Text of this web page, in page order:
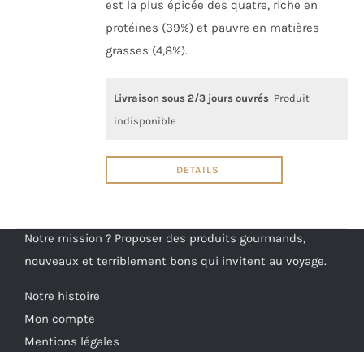
est la plus épicée des quatre, riche en
protéines (39%) et pauvre en matières
grasses (4,8%).
Livraison sous 2/3 jours ouvrés Produit
indisponible
DETAILS
Notre mission ? Proposer des produits gourmands,
nouveaux et terriblement bons qui invitent au voyage.
Notre histoire
Mon compte
Mentions légales